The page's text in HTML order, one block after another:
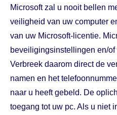
Microsoft zal u nooit bellen
veiligheid van uw computer
van uw Microsoft-licentie.
beveiligingsinstellingen en/
Verbreek daarom direct de
namen en het
naar u heeft gebeld. De
toegang tot uw pc. Als u niet